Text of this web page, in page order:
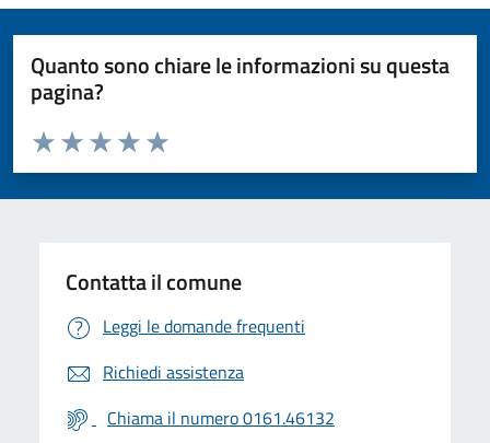
Quanto sono chiare le informazioni su questa
pagina?
Valuta da 1 a 5 stelle la pagina
Valuta 5 stelle su 5
Valuta 4 stelle su 5
Valuta 3 stelle su 5
Valuta 2 stelle su 5
Valuta 1 stelle su 5
Contatta il comune
Leggi le domande frequenti
Richiedi assistenza
Chiama il numero 0161.46132